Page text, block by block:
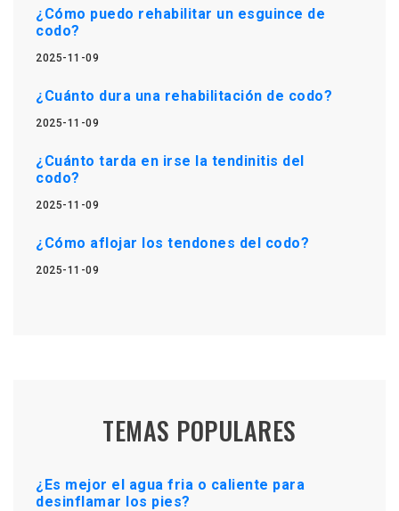
¿Cómo puedo rehabilitar un esguince de
codo?
2025-11-09
¿Cuánto dura una rehabilitación de codo?
2025-11-09
¿Cuánto tarda en irse la tendinitis del
codo?
2025-11-09
¿Cómo aflojar los tendones del codo?
2025-11-09
TEMAS POPULARES
¿Es mejor el agua fria o caliente para
desinflamar los pies?